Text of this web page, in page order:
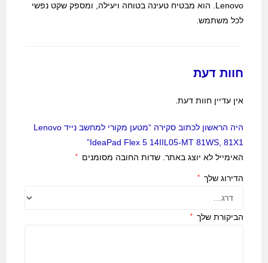
Lenovo. הוא מבטיח טעינה בטוחה ויעילה, ומספק שקט נפשי
לכל משתמש.
חוות דעת
אין עדיין חוות דעת.
היה הראשון לכתוב סקירה “מטען מקורי למחשב נייד Lenovo
IdeaPad Flex 5 14IIL05-MT 81WS, 81X1”
האימייל לא יוצג באתר. שדות החובה מסומנים *
הדירוג שלך *
הביקורת שלך *